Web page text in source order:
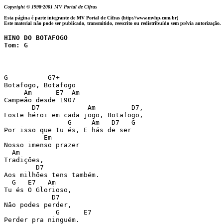
Copyright © 1998-2001 MV Portal de Cifras
Esta página é parte integrante de MV Portal de Cifras (http://www.mvhp.com.br)
Este material não pode ser publicado, transmitido, reescrito ou redistribuído sem prévia autorização.
HINO DO BOTAFOGO
Tom: G
G          G7+
Botafogo, Botafogo
     Am      E7  Am
Campeão desde 1907
       D7            Am         D7,
Foste héroi em cada jogo, Botafogo,
                G     Am   D7   G
Por isso que tu és, E hás de ser
          Em
Nosso imenso prazer
  Am
Tradições,
        D7
Aos milhões tens também.
  G   E7   Am
Tu és O Glorioso,
            D7
Não podes perder,
             G      E7
Perder pra ninguém.